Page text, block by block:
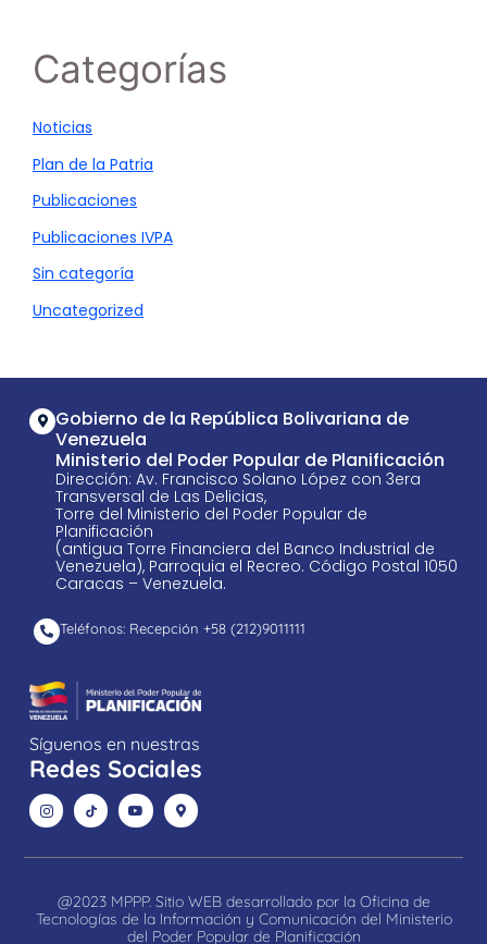
Categorías
Noticias
Plan de la Patria
Publicaciones
Publicaciones IVPA
Sin categoría
Uncategorized
Gobierno de la República Bolivariana de
Venezuela
Ministerio del Poder Popular de Planificación
Dirección: Av. Francisco Solano López con 3era
Transversal de Las Delicias,
Torre del Ministerio del Poder Popular de
Planificación
(antigua Torre Financiera del Banco Industrial de
Venezuela), Parroquia el Recreo. Código Postal 1050
Caracas – Venezuela.
Teléfonos: Recepción +58 ​(212)9011111
Síguenos en nuestras
Redes Sociales
@2023 MPPP. Sitio WEB desarrollado por la Oficina de
Tecnologías de la Información y Comunicación del Ministerio
del Poder Popular de Planificación